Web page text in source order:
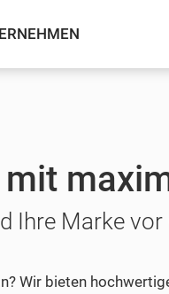
Ihre Marke vor
Wir bieten